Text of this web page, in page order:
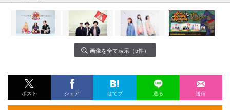
画像を全て表示（5件）
ポスト シェア はてブ 送る 送信